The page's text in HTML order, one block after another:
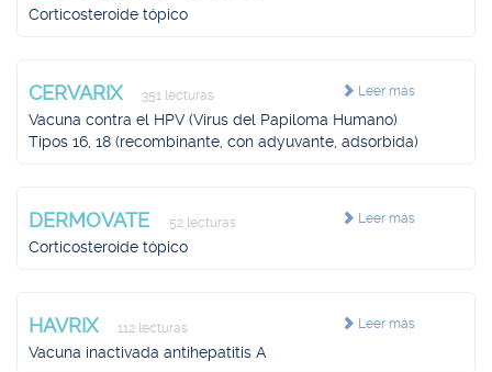
Corticosteroide tópico
Leer más
CERVARIX 351 lecturas
Vacuna contra el HPV (Virus del Papiloma Humano)
Tipos 16, 18 (recombinante, con adyuvante, adsorbida)
Leer más
DERMOVATE 52 lecturas
Corticosteroide tópico
Leer más
HAVRIX 112 lecturas
Vacuna inactivada antihepatitis A